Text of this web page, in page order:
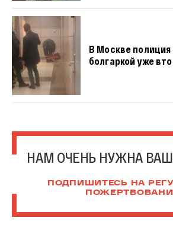
В Москве
болгаркой уже
НАМ ОЧЕНЬ НУЖНА
ПОДПИШИТЕСЬ НА